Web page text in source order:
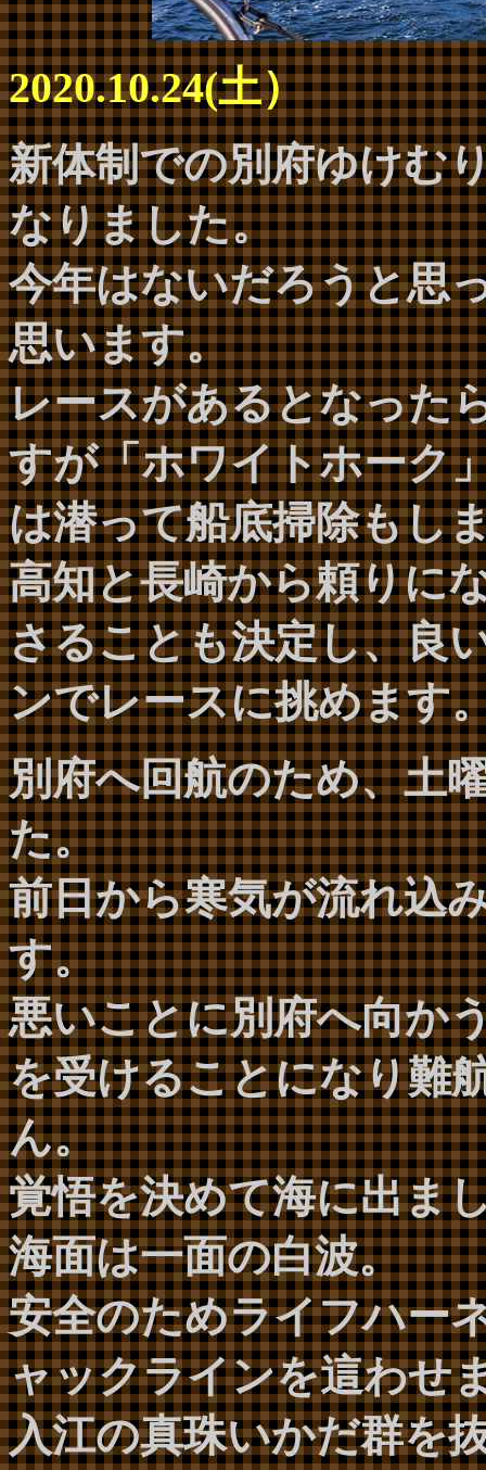
2020.10.24(土）
新体制での別府ゆけむ
なりました。
今年はないだろうと思
思います。
レースがあるとなった
すが「ホワイトホーク
は潜って船底掃除もし
高知と長崎から頼りに
さることも決定し、良
ンでレースに挑めます
別府へ回航のため、土
た。
前日から寒気が流れ込
す。
悪いことに別府へ向か
を受けることになり難
ん。
覚悟を決めて海に出ま
海面は一面の白波。
安全のためライフハー
ャックラインを這わせ
入江の真珠いかだ群を